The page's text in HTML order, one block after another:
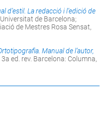
d’estil. La redacció i l’edició de
de Barcelona;
de Mestres Rosa Sensat,
Manual de l’autor,
3a ed. rev. Barcelona: Columna,